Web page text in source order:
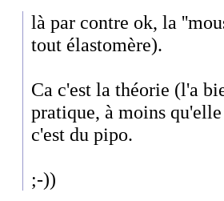
là par contre ok, la
tout élastomère).
Ca c'est la théorie (l'a
pratique, à moins
c'est du pipo.
;-))